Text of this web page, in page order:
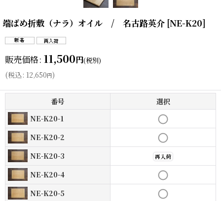
端ばめ折敷（ナラ）オイル / 名古路英介 [NE-K20]
販売価格: 11,500円(税別)
(税込: 12,650円)
番号
選択
NE-K20-1
NE-K20-2
NE-K20-3
再入荷
NE-K20-4
NE-K20-5